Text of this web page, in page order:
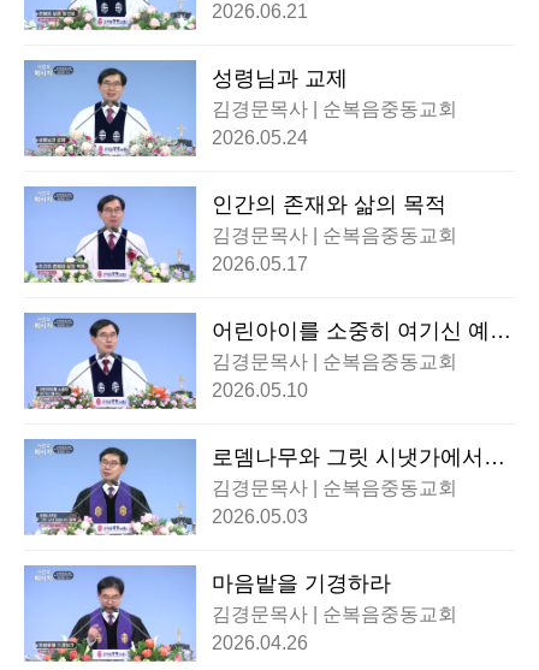
2026.06.21
성령님과 교제
김경문목사 | 순복음중동교회
2026.05.24
인간의 존재와 삶의 목적
김경문목사 | 순복음중동교회
2026.05.17
어린아이를 소중히 여기신 예수
님
김경문목사 | 순복음중동교회
2026.05.10
로뎀나무와 그릿 시냇가에서의
회복
김경문목사 | 순복음중동교회
2026.05.03
마음밭을 기경하라
김경문목사 | 순복음중동교회
2026.04.26